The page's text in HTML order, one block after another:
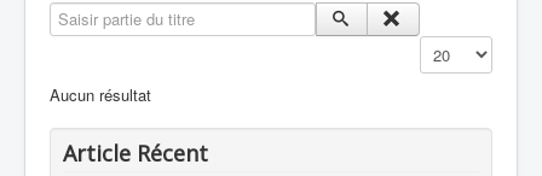
Aviation Commerciale
Europespace
Saisir partie du titre
Affichage #
Aucun résultat
Article Récent